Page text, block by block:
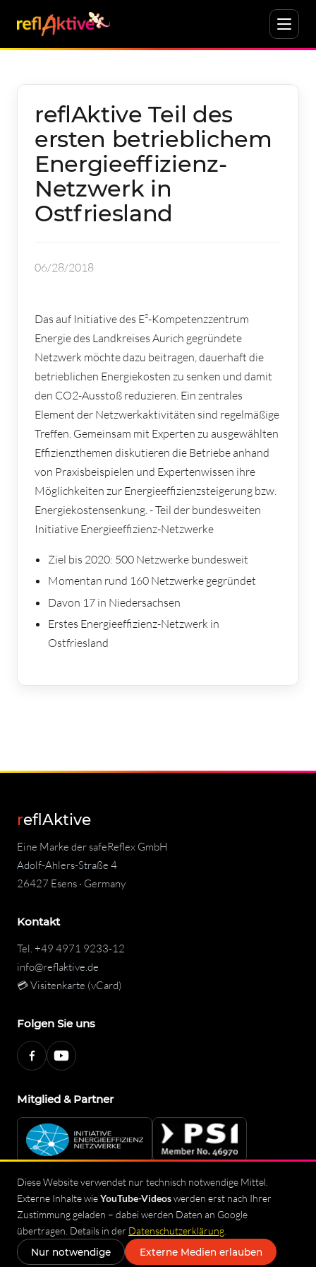
reflAktive Teil des
ersten betrieblichem
Energieeffizienz-
Netzwerk in
Ostfriesland
06/28/2018
Das auf Initiative des E²-Kompetenzzentrum
Energie des Landkreises Aurich gegründete
Netzwerk möchte dazu beitragen, dauerhaft die
betrieblichen Energiekosten zu senken und damit
den CO2-Ausstoß reduzieren. Ein zentrales
Element der Netzwerkaktivitäten sind regelmäßige
Treffen. Gemeinsam mit Experten zu ausgewählten
Effizienzthemen diskutieren die Betriebe anhand
von Praxisbeispielen und Expertenwissen ihre
Möglichkeiten zur Energieeffizienzsteigerung bzw.
Energiekostensenkung. - Teil der bundesweiten
Initiative Energieeffizienz-Netzwerke
Ziel bis 2020: 500 Netzwerke bundesweit
Momentan rund 160 Netzwerke gegründet
Davon 17 in Niedersachsen
Erstes Energieeffizienz-Netzwerk in
Ostfriesland
reflAktive
Eine Marke der safeReflex GmbH
Adolf-Ahlers-Straße 4
26427 Esens · Germany
Kontakt
Tel. +49 4971 9233-12
info@reflaktive.de
💳 Visitenkarte (vCard)
Folgen Sie uns
Mitglied & Partner
ImpressumDatenschutzerklärung
Allgemeine Geschäftsbedingungen (AGB)
© 2026 reflAktive – safeReflex GmbH ◐
Diese Website verwendet nur technisch notwendige Mittel.
Externe Inhalte wieYouTube-Videoswerden erst nach Ihrer
Zustimmung geladen – dabei werden Daten an Google
übertragen. Details in der Datenschutzerklärung
Nur notwendige Externe Medien erlauben